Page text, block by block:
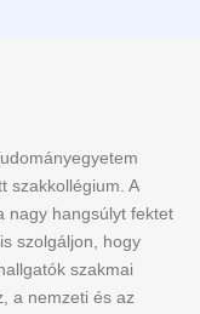
szakkollégium. A
nagy hangsúlyt fektet
szolgáljon, hogy
szakmai
a nemzeti és az